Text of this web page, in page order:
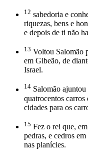
12 sabedoria e
riquezas, bens e
e depois de ti não
13 Voltou Salomão
em Gibeão, de
Israel.
14 Salomão
quatrocentos
cidades para os
15 Fez o rei que,
pedras, e cedros
nas planícies.